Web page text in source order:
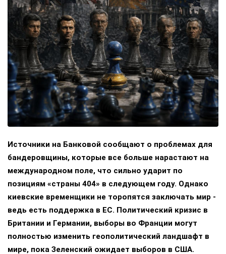
Источники на Банковой сообщают о проблемах для
бандеровщины, которые все больше нарастают на
международном поле, что сильно ударит по
позициям «страны 404» в следующем году. Однако
киевские временщики не торопятся заключать мир -
ведь есть поддержка в ЕС. Политический кризис в
Британии и Германии, выборы во Франции могут
полностью изменить геополитический ландшафт в
мире, пока Зеленский ожидает выборов в США.